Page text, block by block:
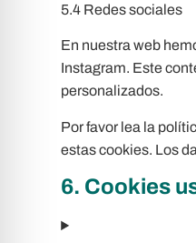
5.4 Redes sociales
En nuestra web
Instagram. Este
personalizados.
Por favor lea la
estas cookies. Los
6. Cookies